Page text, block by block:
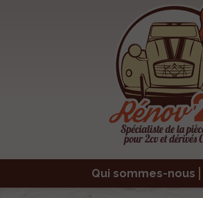
Qui sommes-nous